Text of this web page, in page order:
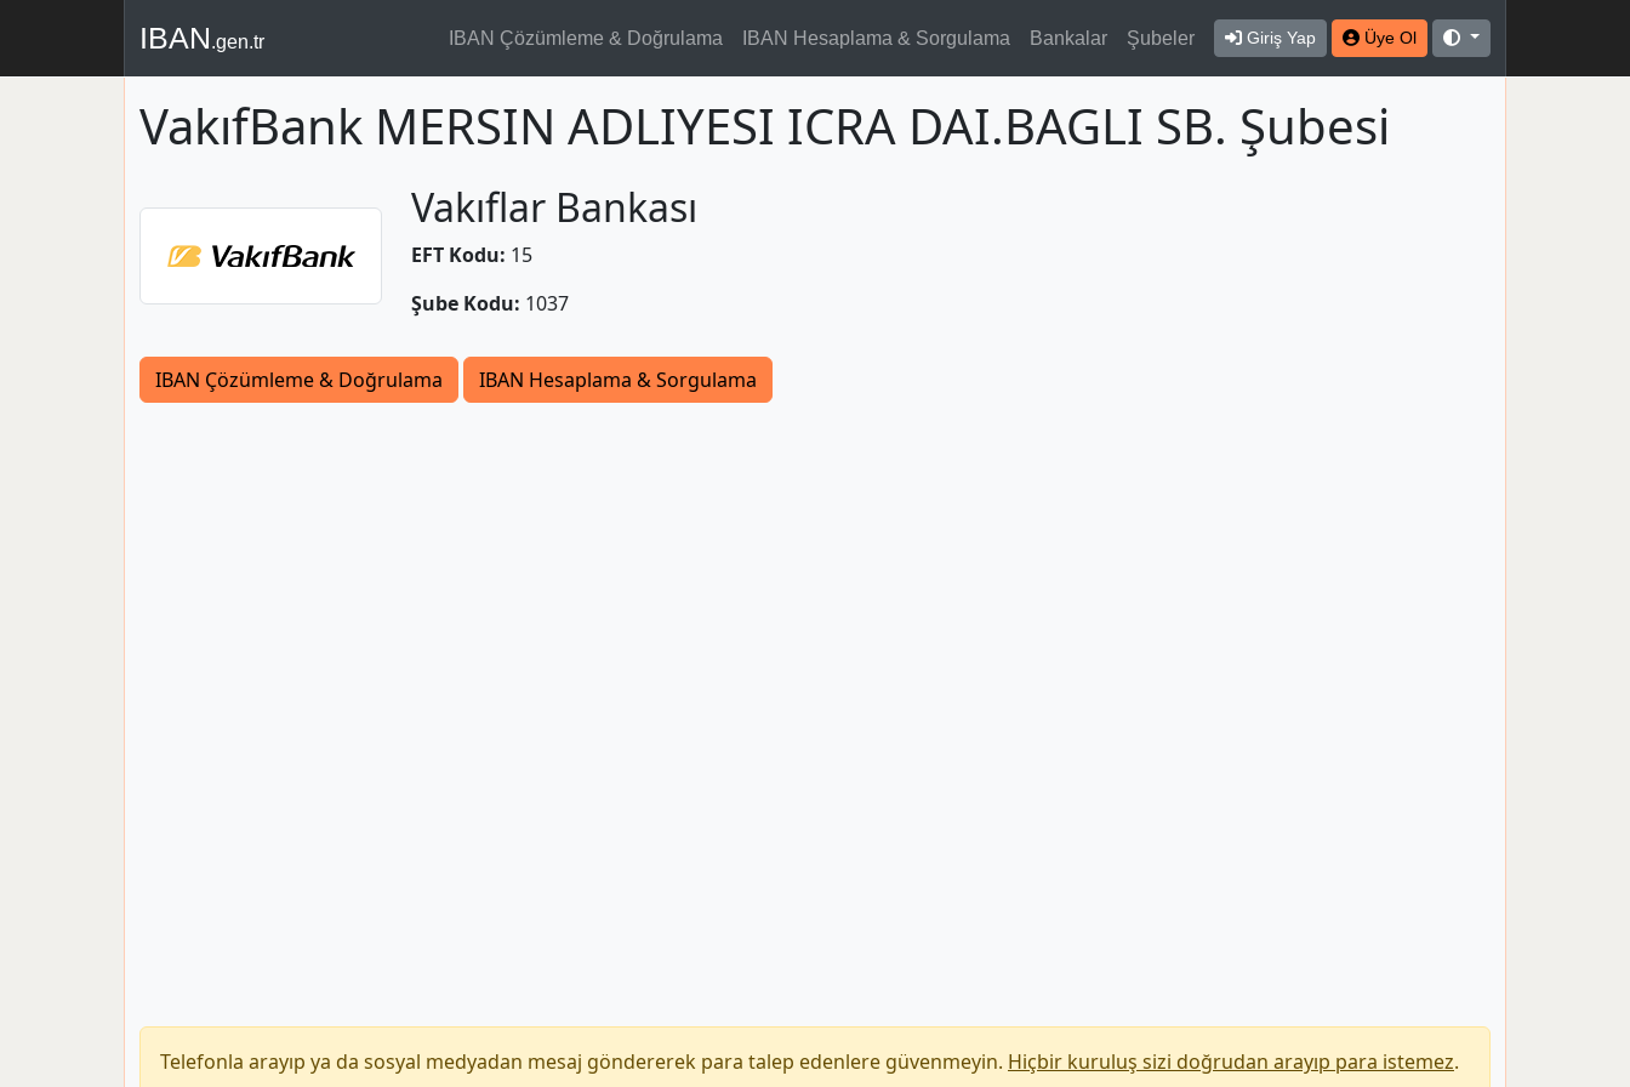
IBAN.gen.tr IBAN Çözümleme & Doğrulama IBAN Hesaplama & Sorgulama Bankalar Şubeler Giriş Yap Üye Ol
VakıfBank MERSIN ADLIYESI ICRA DAI.BAGLI SB. Şubesi
Vakıflar Bankası
EFT Kodu: 15
Şube Kodu: 1037
IBAN Çözümleme & Doğrulama IBAN Hesaplama & Sorgulama
Telefonla arayıp ya da sosyal medyadan mesaj göndererek para talep edenlere güvenmeyin. Hiçbir kuruluş sizi doğrudan arayıp para istemez.